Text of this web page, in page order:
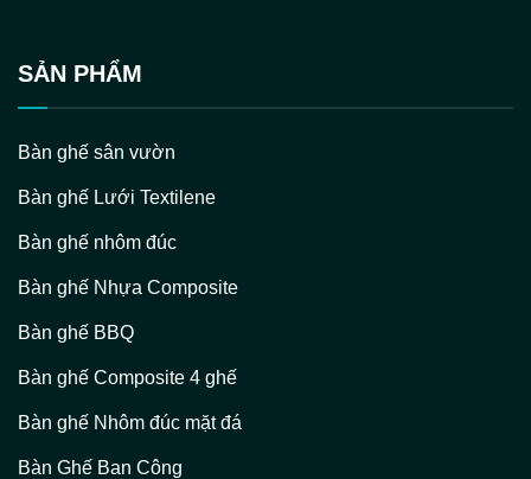
SẢN PHẨM
Bàn ghế sân vườn
Bàn ghế Lưới Textilene
Bàn ghế nhôm đúc
Bàn ghế Nhựa Composite
Bàn ghế BBQ
Bàn ghế Composite 4 ghế
Bàn ghế Nhôm đúc mặt đá
Bàn Ghế Ban Công